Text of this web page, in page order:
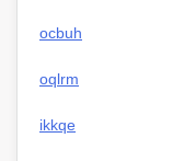
ocbuh
oqlrm
ikkqe